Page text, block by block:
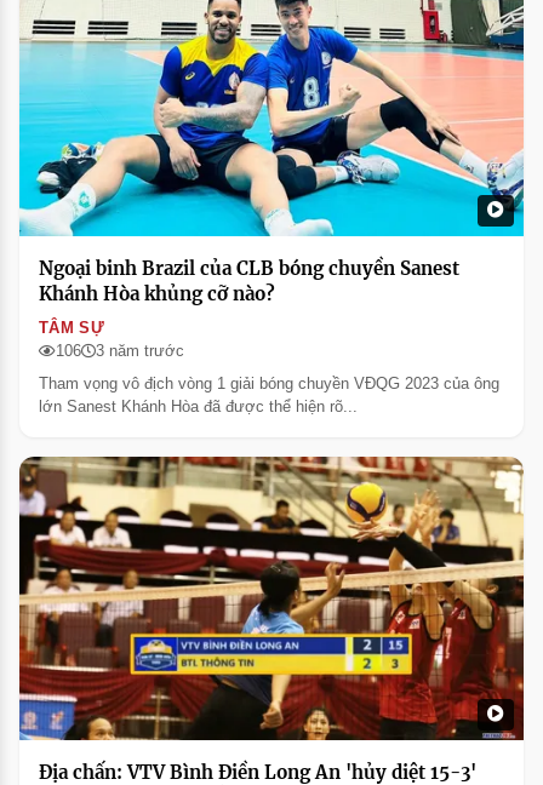
Ngoại binh Brazil của CLB bóng chuyền Sanest
Khánh Hòa khủng cỡ nào?
TÂM SỰ
106
3 năm trước
Tham vọng vô địch vòng 1 giải bóng chuyền VĐQG 2023 của ông
lớn Sanest Khánh Hòa đã được thể hiện rõ...
Địa chấn: VTV Bình Điền Long An 'hủy diệt 15-3'